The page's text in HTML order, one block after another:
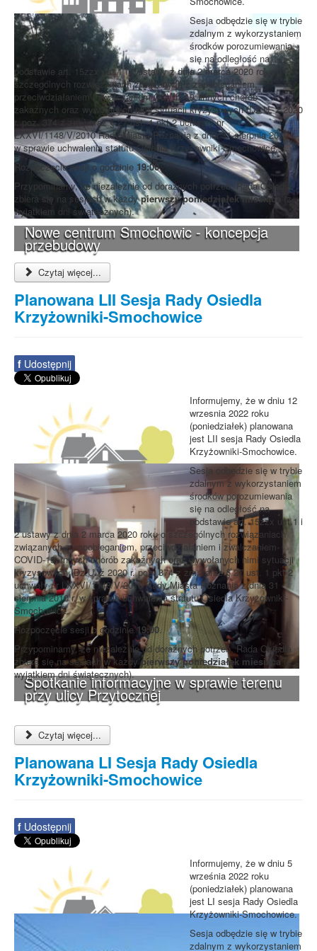
Nowe centrum Smochowic - koncepcja
przebudowy
Spotkanie informacyjne w sprawie terenu
przy ulicy Przytocznej
Sesja odbędzie się w trybie
zdalnym z wykorzystaniem
środków porozumiewania
się na odległość na
podstawie art. 15zzx ust.1 i 2 ustawy z dnia 2 marca 2020 roku o
szczególnych rozwiązaniach związanych z zapobieganiem,
przeciwdziałaniem i zwalczaniem COVID-19, innych chorób
zakaźnych oraz wywołanych nimi sytuacji kryzysowych (Dz.U. z 2020
r. poz. 374 z zm.) oraz § 27 ust. 1 pkt 2 uchwały nr
LXXVI/1148/V/2010 Rady Miasta Poznania z dnia 31 sierpnia 2010 r.
w sprawie uchwalenia statutu Osiedla Krzyżowniki-Smochowice.
Rozpoczęcie sesji o godzinie 19:00.
Przypominamy, że niezależnie od doraźnych potrzeb, Rada Osiedla
zbiera się na sesjach w każdypierwszy poniedziałek miesiąca
(z
wyjątkiem dni świątecznych).
Czytaj więcej...
Planowana LII Sesja Rady Osiedla
Krzyżowniki-Smochowice
f Udostępnij
Informujemy, że w dniu 12
wrzesnia 2022 roku
(poniedziałek) planowana
jest LII sesja Rady Osiedla
Krzyżowniki-Smochowice.
Sesja odbędzie się w trybie
zdalnym z wykorzystaniem
środków porozumiewania
się na odległość na
podstawie art. 15zzx ust.1 i
2 ustawy z dnia 2 marca 2020 roku o szczególnych rozwiązaniach
związanych z zapobieganiem, przeciwdziałaniem i zwalczaniem
COVID-19, innych chorób zakaźnych oraz wywołanych nimi sytuacji
kryzysowych (Dz.U. z 2020 r. poz. 374 z zm.) oraz § 27 ust. 1 pkt 2
uchwały nr LXXVI/1148/V/2010 Rady Miasta Poznania z dnia 31
sierpnia 2010 r. w sprawie uchwalenia statutu Osiedla Krzyżowniki-
Smochowice.
Rozpoczęcie sesji o godzinie19:00.
Przypominamy, że niezależnie od doraźnych potrzeb, Rada Osiedla
zbiera się na sesjach w każdypierwszy poniedziałek miesiąca(z
wyjątkiem dni świątecznych).
Czytaj więcej...
Planowana LI Sesja Rady Osiedla
Krzyżowniki-Smochowice
f Udostępnij
Informujemy, że w dniu 5
września 2022 roku
(poniedziałek) planowana
jest LI sesja Rady Osiedla
Krzyżowniki-Smochowice.
Sesja odbędzie się w trybie
zdalnym z wykorzystaniem